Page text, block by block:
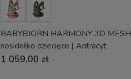
BABYBJORN HARMONY 3D MESH
nosidełko dziecięce | Antracyt
1 059,00 zł